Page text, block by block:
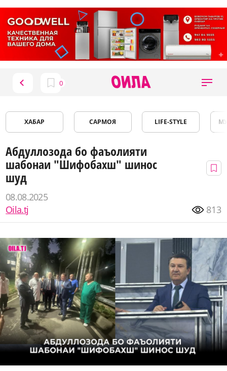
ХАБАР САРМОЯ LIFE-STYLE
Абдуллозода бо фаъолияти
шабонаи "Шифобахш" шинос
шуд
08.08.2025
Oila.tj
813